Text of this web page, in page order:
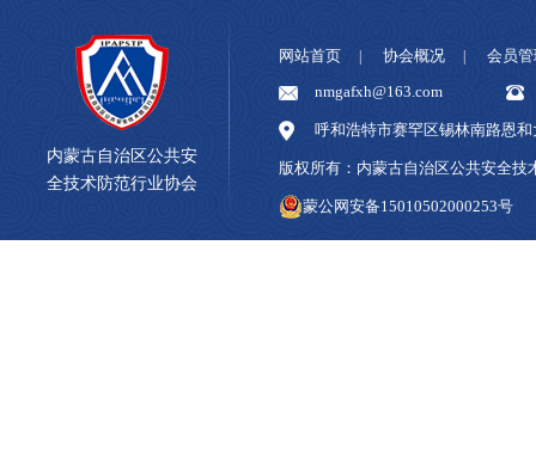
内蒙古自治区公共安
全技术防范行业协会
网站首页 协会概况
会员管
nmgafxh@163.com
呼和浩特市赛罕区锡林南路恩和
版权所有：内蒙古自治区公共安
蒙公网安备15010502000253号